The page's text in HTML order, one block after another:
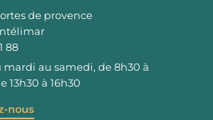
de provence
88
mardi au samedi, de 8h30 à
13h30 à 16h30
nous